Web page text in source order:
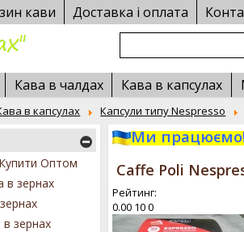
кави Доставка і оплата
Кава в чалдах Кава в капсулах
в капсулах Капсули типу Nespresso
Ми працюємо!
Caffe Poli
Рейтинг:
0.00 100
Оптом
в зернах
в зернах